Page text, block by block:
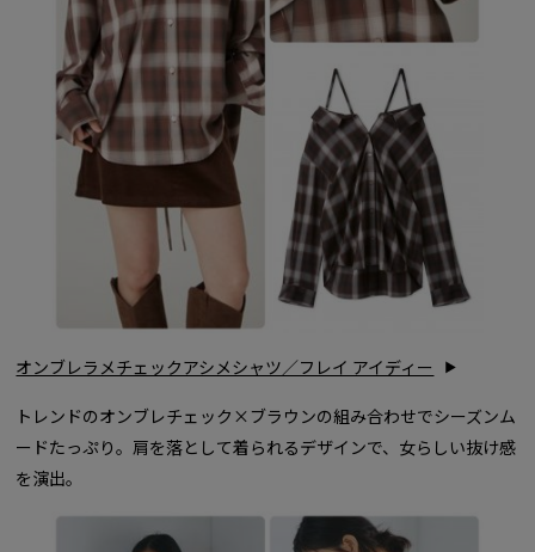
オンブレラメチェックアシメシャツ／フレイ アイディー
トレンドのオンブレチェック×ブラウンの組み合わせでシーズンム
ードたっぷり。肩を落として着られるデザインで、女らしい抜け感
を演出。